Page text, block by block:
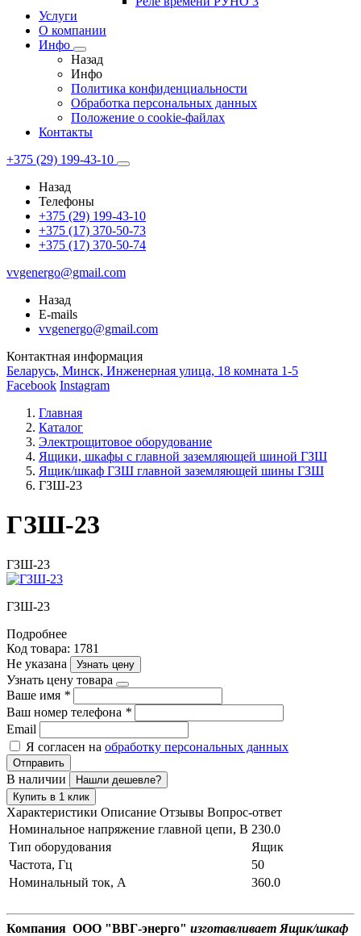
Услуги
О компании
Инфо
Назад
Инфо
Политика конфиденциальности
Обработка персональных данных
Положение о cookie-файлах
Контакты
+375 (29) 199-43-10
Назад
Телефоны
+375 (29) 199-43-10
+375 (17) 370-50-73
+375 (17) 370-50-74
vvgenergo@gmail.com
Назад
E-mails
vvgenergo@gmail.com
Контактная информация
Беларусь, Минск, Инженерная улица, 18 комната 1-5
Facebook Instagram
Главная
Каталог
Электрощитовое оборудование
Ящики, шкафы с главной заземляющей шиной ГЗШ
Ящик/шкаф ГЗШ главной заземляющей шины ГЗШ
ГЗШ-23
ГЗШ-23
ГЗШ-23
ГЗШ-23
Подробнее
Код товара: 1781
Не указана
Узнать цену
Узнать цену товара
Ваше имя *
Ваш номер телефона *
Email
Я согласен на обработку персональных данных
Отправить
В наличии
Нашли дешевле?
Купить в 1 клик
Характеристики Описание Отзывы Вопрос-ответ
Номинальное напряжение главной цепи, В 230.0
Тип оборудования
Ящик
Частота, Гц
50
Номинальный ток, А
360.0
Компания ООО "ВВГ-энерго" изготавливает Ящик/шкаф